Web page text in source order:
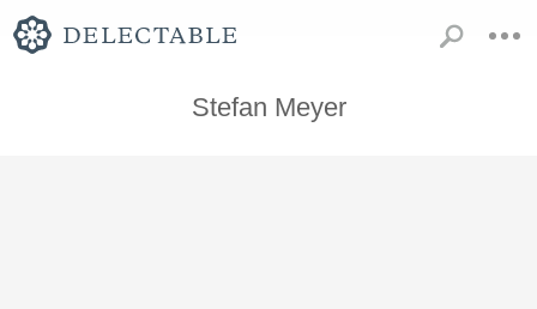
Stefan Meyer